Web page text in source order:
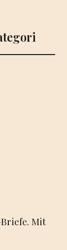
Mit